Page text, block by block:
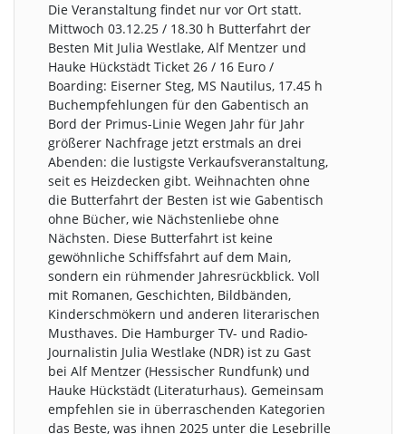
Die Veranstaltung findet nur vor Ort statt.
Mittwoch 03.12.25 / 18.30 h Butterfahrt der
Besten Mit Julia Westlake, Alf Mentzer und
Hauke Hückstädt Ticket 26 / 16 Euro /
Boarding: Eiserner Steg, MS Nautilus, 17.45 h
Buchempfehlungen für den Gabentisch an
Bord der Primus-Linie Wegen Jahr für Jahr
größerer Nachfrage jetzt erstmals an drei
Abenden: die lustigste Verkaufsveranstaltung,
seit es Heizdecken gibt. Weihnachten ohne
die Butterfahrt der Besten ist wie Gabentisch
ohne Bücher, wie Nächstenliebe ohne
Nächsten. Diese Butterfahrt ist keine
gewöhnliche Schiffsfahrt auf dem Main,
sondern ein rühmender Jahresrückblick. Voll
mit Romanen, Geschichten, Bildbänden,
Kinderschmökern und anderen literarischen
Musthaves. Die Hamburger TV- und Radio-
Journalistin Julia Westlake (NDR) ist zu Gast
bei Alf Mentzer (Hessischer Rundfunk) und
Hauke Hückstädt (Literaturhaus). Gemeinsam
empfehlen sie in überraschenden Kategorien
das Beste, was ihnen 2025 unter die Lesebrille